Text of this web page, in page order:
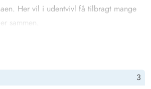
Her vil i udentvivl få tilbragt mange
sammen.
indrettet, så er sommerhuset også
ting til rådighed, er også ekstra rart ved3